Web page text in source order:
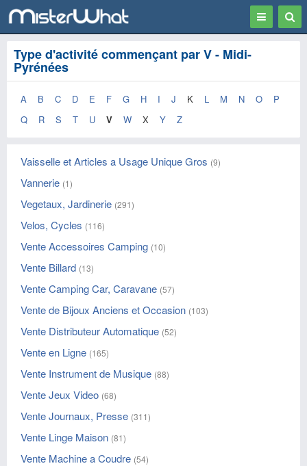
Toggle
Type d'activité commençant par V - Midi-
Pyrénées
A B C D E F G H I J K L M N O
P
Q
R S T U V W X Y Z
Vaisselle et Articles a Usage Unique Gros (9)
Vannerie (1)
Vegetaux, Jardinerie (291)
Velos, Cycles (116)
Vente Accessoires Camping (10)
Vente Billard (13)
Vente Camping Car, Caravane (57)
Vente de Bijoux Anciens et Occasion (103)
Vente Distributeur Automatique (52)
Vente en Ligne (165)
Vente Instrument de Musique (88)
Vente Jeux Video (68)
Vente Journaux, Presse (311)
Vente Linge Maison (81)
Vente Machine a Coudre (54)